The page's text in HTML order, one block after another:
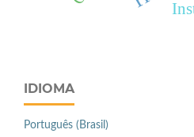
IDIOMA
Português (Brasil)